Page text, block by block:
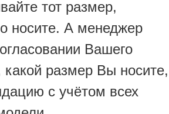
тот размер,
носите. А менеджер
Вашего
какой размер Вы носите,
с учётом всех